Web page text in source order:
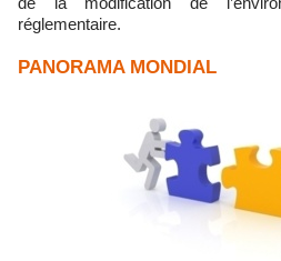
réglementaire.
PANORAMA MONDIAL